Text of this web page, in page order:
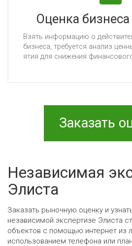
Оценка
Взять ин­фор­ма­цию о
биз­не­са, тре­бу­ет­ся ана­лиз
ятия для сни­же­ния
Заказать
Независимая
Элиста
Заказать рыночную оценку и
независимой экспертизе Элиста
объектов с помощью интернет из
использованием телефона или